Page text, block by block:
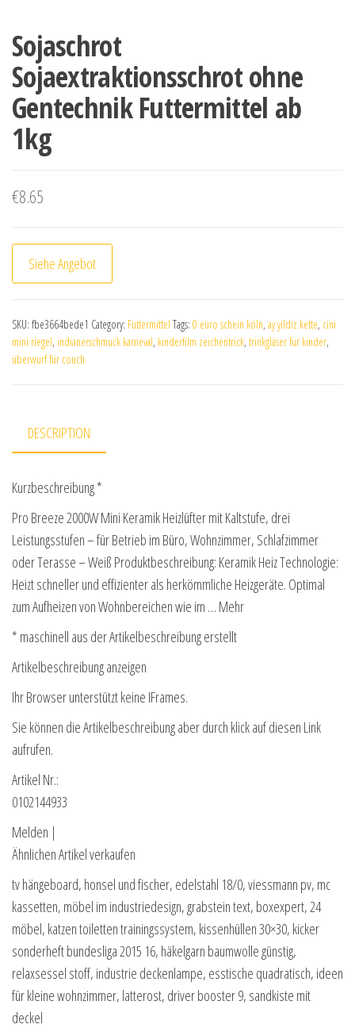
Sojaschrot
Sojaextraktionsschrot ohne
Gentechnik Futtermittel ab
1kg
€8.65
Siehe Angebot
SKU: fbe3664bede1 Category: Futtermittel Tags: 0 euro schein köln, ay yildiz kette, cini
mini riegel, indianerschmuck karneval, kinderfilm zeichentrick, trinkgläser für kinder,
überwurf für couch
DESCRIPTION
Kurzbeschreibung *
Pro Breeze 2000W Mini Keramik Heizlüfter mit Kaltstufe, drei
Leistungsstufen – für Betrieb im Büro, Wohnzimmer, Schlafzimmer
oder Terasse – Weiß Produktbeschreibung: Keramik Heiz Technologie:
Heizt schneller und effizienter als herkömmliche Heizgeräte. Optimal
zum Aufheizen von Wohnbereichen wie im … Mehr
* maschinell aus der Artikelbeschreibung erstellt
Artikelbeschreibung anzeigen
Ihr Browser unterstützt keine IFrames.
Sie können die Artikelbeschreibung aber durch klick auf diesen Link
aufrufen.
Artikel Nr.:
0102144933
Melden |
Ähnlichen Artikel verkaufen
tv hängeboard, honsel und fischer, edelstahl 18/0, viessmann pv, mc
kassetten, möbel im industriedesign, grabstein text, boxexpert, 24
möbel, katzen toiletten trainingssystem, kissenhüllen 30×30, kicker
sonderheft bundesliga 2015 16, häkelgarn baumwolle günstig,
relaxsessel stoff, industrie deckenlampe, esstische quadratisch, ideen
für kleine wohnzimmer, latterost, driver booster 9, sandkiste mit
deckel